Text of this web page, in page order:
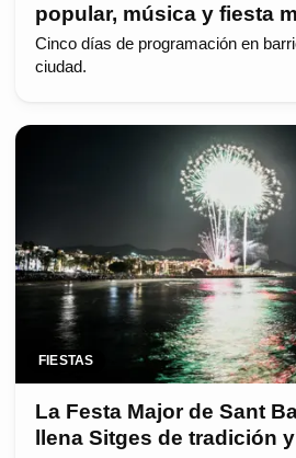
popular, música y fiesta
Cinco días de programación en
ciudad.
FIESTAS
La Festa Major de Sant
llena Sitges de tradición